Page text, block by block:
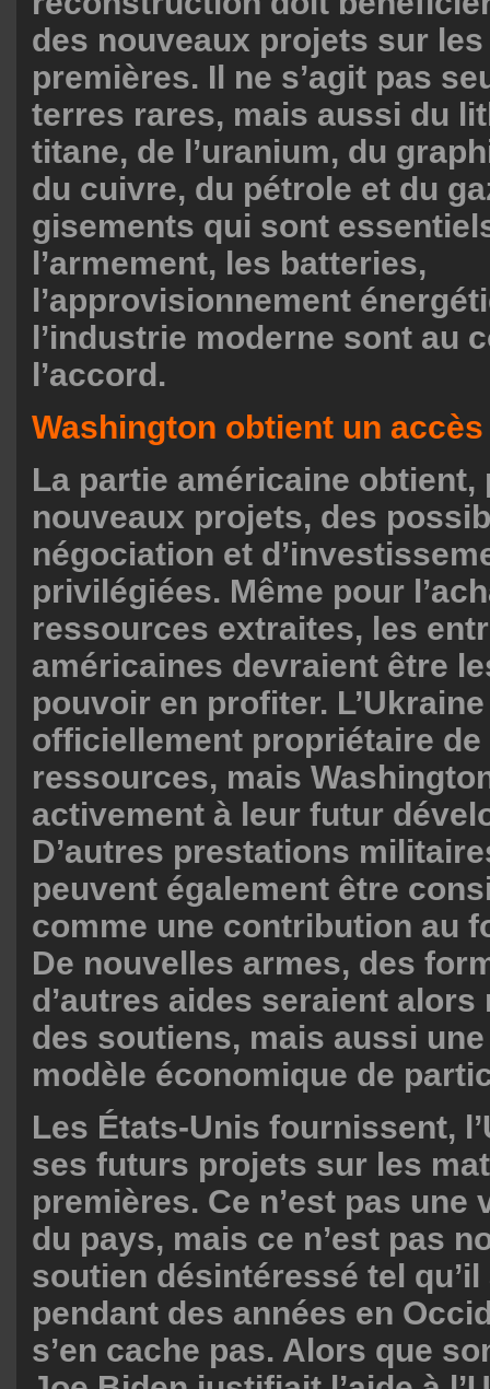
des nouveaux projets sur
premières. Il ne s’agit pas
terres rares, mais aussi du
titane, de l’uranium, du
du cuivre, du pétrole et du
gisements qui sont
l’armement, les batteries,
l’approvisionnement
l’industrie moderne sont au
l’accord.
Washington obtient un
La partie américaine obtient,
nouveaux projets, des
négociation et
privilégiées. Même pour
ressources extraites, les
américaines devraient être
pouvoir en profiter.
officiellement propriétaire de
ressources, mais
activement à leur futur
D’autres prestations
peuvent également être
comme une contribution au
De nouvelles armes, des
d’autres aides seraient
des soutiens, mais aussi une
modèle économique de
Les États-Unis fournissent,
ses futurs projets sur les
premières. Ce n’est pas une
du pays, mais ce n’est pas
soutien désintéressé tel
pendant des années en
s’en cache pas. Alors que